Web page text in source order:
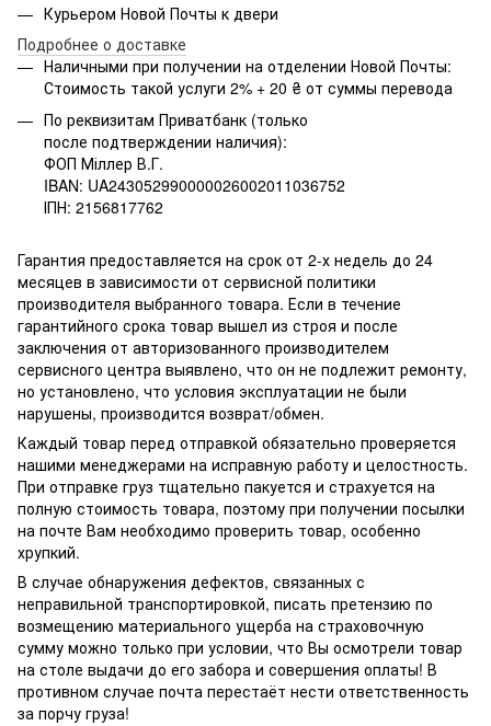
Курьером Новой Почты к двери
Подробнее о доставке
Наличными при получении на отделении Новой Почты:
Стоимость такой услуги 2% + 20 ₴ от суммы перевода
По реквизитам Приватбанк (только
после подтверждении наличия):
ФОП Міллер В.Г.
IBAN: UA243052990000026002011036752
ІПН: 2156817762
Гарантия предоставляется на срок от 2-х недель до 24
месяцев в зависимости от сервисной политики
производителя выбранного товара. Если в течение
гарантийного срока товар вышел из строя и после
заключения от авторизованного производителем
сервисного центра выявлено, что он не подлежит ремонту,
но установлено, что условия эксплуатации не были
нарушены, производится возврат/обмен.
Каждый товар перед отправкой обязательно проверяется
нашими менеджерами на исправную работу и целостность.
При отправке груз тщательно пакуется и страхуется на
полную стоимость товара, поэтому при получении посылки
на почте Вам необходимо проверить товар, особенно
хрупкий.
В случае обнаружения дефектов, связанных с
неправильной транспортировкой, писать претензию по
возмещению материального ущерба на страховочную
сумму можно только при условии, что Вы осмотрели товар
на столе выдачи до его забора и совершения оплаты! В
противном случае почта перестаёт нести ответственность
за порчу груза!